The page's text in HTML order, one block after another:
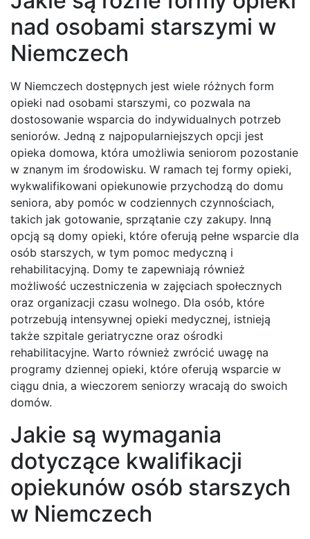
nad osobami starszymi w
Niemczech
W Niemczech dostępnych jest wiele różnych form
opieki nad osobami starszymi, co pozwala na
dostosowanie wsparcia do indywidualnych potrzeb
seniorów. Jedną z najpopularniejszych opcji jest
opieka domowa, która umożliwia seniorom pozostanie
w znanym im środowisku. W ramach tej formy opieki,
wykwalifikowani opiekunowie przychodzą do domu
seniora, aby pomóc w codziennych czynnościach,
takich jak gotowanie, sprzątanie czy zakupy. Inną
opcją są domy opieki, które oferują pełne wsparcie dla
osób starszych, w tym pomoc medyczną i
rehabilitacyjną. Domy te zapewniają również
możliwość uczestniczenia w zajęciach społecznych
oraz organizacji czasu wolnego. Dla osób, które
potrzebują intensywnej opieki medycznej, istnieją
także szpitale geriatryczne oraz ośrodki
rehabilitacyjne. Warto również zwrócić uwagę na
programy dziennej opieki, które oferują wsparcie w
ciągu dnia, a wieczorem seniorzy wracają do swoich
domów.
Jakie są wymagania
dotyczące kwalifikacji
opiekunów osób starszych
w Niemczech